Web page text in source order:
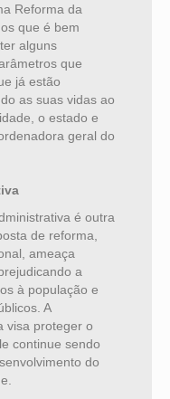
Reforma da
que é bem
alguns
que
já estão
as suas vidas ao
o estado e
geral do
é outra
de reforma,
ameaça
a
à população e
A
visa proteger o
continue sendo
do